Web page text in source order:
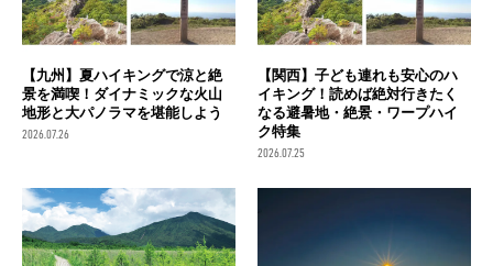
【九州】夏ハイキングで涼と絶
景を満喫！ダイナミックな火山
地形と大パノラマを堪能しよう
2026.07.26
【関西】子ども連れも安心のハ
イキング！読めば絶対行きたく
なる避暑地・絶景・ワープハイ
ク特集
2026.07.25